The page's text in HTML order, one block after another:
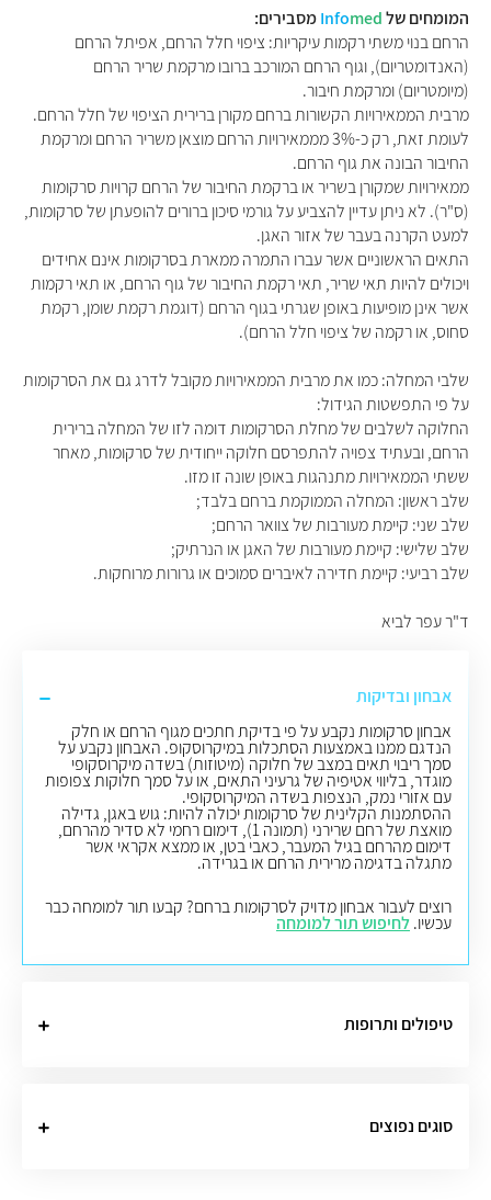
המומחים של Infomed
מסבירים:
הרחם בנוי משתי רקמות עיקריות: ציפוי חלל הרחם, אפיתל הרחם
(האנדומטריום), וגוף הרחם המורכב ברובו מרקמת שריר הרחם
(מיומטריום) ומרקמת חיבור.
מרבית הממאירויות הקשורות ברחם מקורן ברירית הציפוי של חלל הרחם.
לעומת זאת, רק כ-3% מממאירויות הרחם מוצאן משריר הרחם ומרקמת
החיבור הבונה את גוף הרחם.
ממאירויות שמקורן בשריר או ברקמת החיבור של הרחם קרויות סרקומות
(ס"ר). לא ניתן עדיין להצביע על גורמי סיכון ברורים להופעתן של סרקומות,
למעט הקרנה בעבר של אזור האגן.
התאים הראשוניים אשר עברו התמרה ממארת בסרקומות אינם אחידים
ויכולים להיות תאי שריר, תאי רקמת החיבור של גוף הרחם, או תאי רקמות
אשר אינן מופיעות באופן שגרתי בגוף הרחם (דוגמת רקמת שומן, רקמת
סחוס, או רקמה של ציפוי חלל הרחם).
שלבי המחלה: כמו את מרבית הממאירויות מקובל לדרג גם את הסרקומות
על פי התפשטות הגידול:
החלוקה לשלבים של מחלת הסרקומות דומה לזו של המחלה ברירית
הרחם, ובעתיד צפויה להתפרסם חלוקה ייחודית של סרקומות, מאחר
ששתי הממאירויות מתנהגות באופן שונה זו מזו.
שלב ראשון: המחלה הממוקמת ברחם בלבד;
שלב שני: קיימת מעורבות של צוואר הרחם;
שלב שלישי: קיימת מעורבות של האגן או הנרתיק;
שלב רביעי: קיימת חדירה לאיברים סמוכים או גרורות מרוחקות.
ד"ר עפר לביא
אבחון ובדיקות
אבחון סרקומות נקבע על פי בדיקת חתכים מגוף הרחם או חלק
הנדגם ממנו באמצעות הסתכלות במיקרוסקופ. האבחון נקבע על
סמך ריבוי תאים במצב של חלוקה (מיטוזות) בשדה מיקרוסקופי
מוגדר, בליווי אטיפיה של גרעיני התאים, או על סמך חלוקות צפופות
עם אזורי נמק, הנצפות בשדה המיקרוסקופי.
ההסתמנות הקלינית של סרקומות יכולה להיות: גוש באגן, גדילה
מואצת של רחם שרירני (תמונה 1), דימום רחמי לא סדיר מהרחם,
דימום מהרחם בגיל המעבר, כאבי בטן, או ממצא אקראי אשר
מתגלה בדגימה מרירית הרחם או בגרידה.
רוצים לעבור אבחון מדויק לסרקומות ברחם? קבעו תור למומחה כבר
עכשיו.לחיפוש תור למומחה
טיפולים ותרופות
סוגים נפוצים